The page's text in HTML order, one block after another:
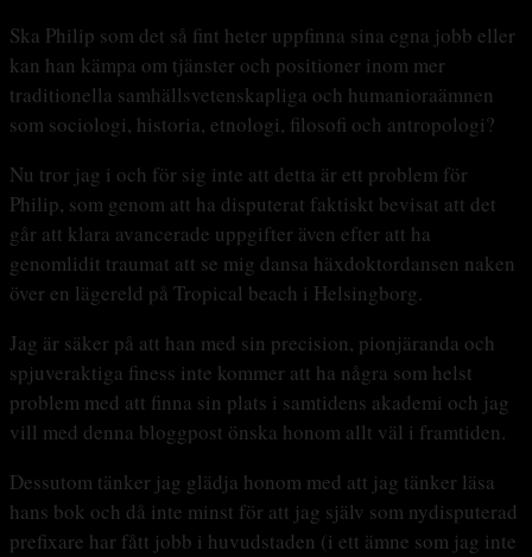
Ska Philip som det så fint heter uppfinna sina egna jobb eller
kan han kämpa om tjänster och positioner inom mer
traditionella samhällsvetenskapliga och humanioraämnen
som sociologi, historia, etnologi, filosofi och antropologi?
Nu tror jag i och för sig inte att detta är ett problem för
Philip, som genom att ha disputerat faktiskt bevisat att det
går att klara avancerade uppgifter även efter att ha
genomlidit traumat att se mig dansa häxdoktordansen naken
över en lägereld på Tropical beach i Helsingborg.
Jag är säker på att han med sin precision, pionjäranda och
spjuveraktiga finess inte kommer att ha några som helst
problem med att finna sin plats i samtidens akademi och jag
vill med denna bloggpost önska honom allt väl i framtiden.
Dessutom tänker jag glädja honom med att jag tänker läsa
hans bok och då inte minst för att jag själv som nydisputerad
prefixare har fått jobb i huvudstaden (i ett ämne som jag inte